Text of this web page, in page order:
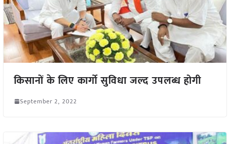
किसानों के लिए कार्गो सुविधा जल्द उपलब्ध होगी
September 2, 2022